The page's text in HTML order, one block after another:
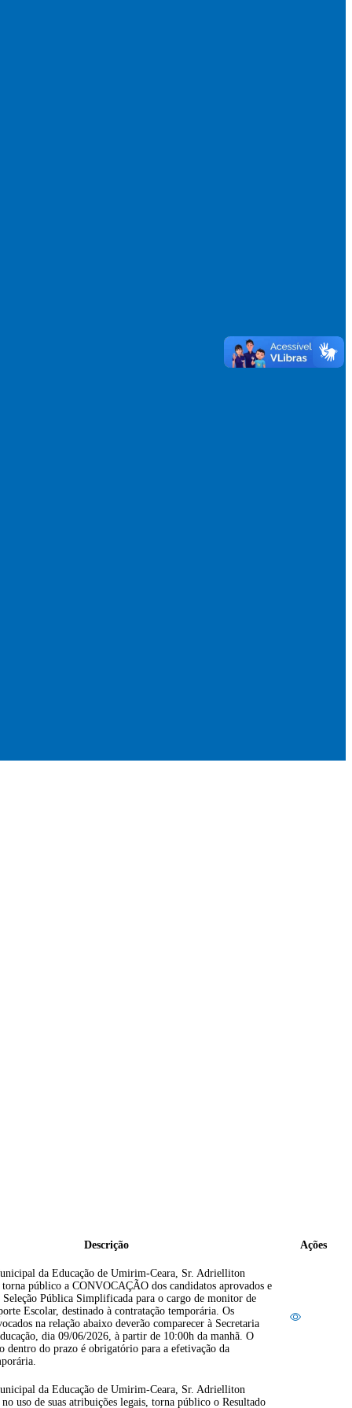
Descrição Ações
da Educação de Umirim-Ceara, Sr. Adrielliton
público a CONVOCAÇÃO dos candidatos aprovados e
Seleção Pública Simplificada para o cargo de monitor de
Escolar, destinado à contratação temporária. Os
na relação abaixo deverão comparecer à Secretaria
dia 09/06/2026, à partir de 10:00h da manhã. O
dentro do prazo é obrigatório para a efetivação da
da Educação de Umirim-Ceara, Sr. Adrielliton
uso de suas atribuições legais, torna público o Resultado